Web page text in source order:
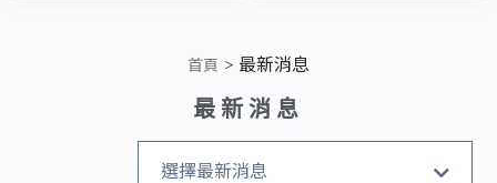
首頁 最新消息
最新消息
選擇最新消息
全部消息